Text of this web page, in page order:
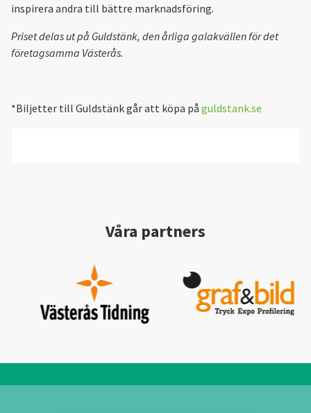
inspirera andra till bättre marknadsföring.
Priset delas ut på Guldstänk, den årliga galakvällen för det
företagsamma Västerås.
*Biljetter till Guldstänk går att köpa på guldstank.se
Våra partners